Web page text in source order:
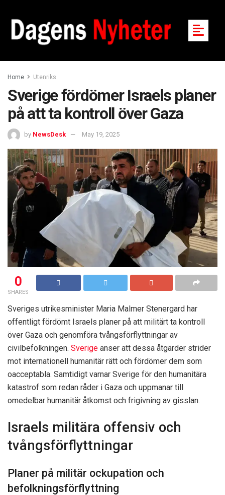
Home Utenriks
Sverige fördömer Israels planer
på att ta kontroll över Gaza
by NewsDesk May 19, 2025
0
SHARES
Sveriges utrikesminister Maria Malmer Stenergard har
offentligt fördömt Israels planer på att militärt ta kontroll
över Gaza och genomföra tvångsförflyttningar av
civilbefolkningen. Sverige anser att dessa åtgärder strider
mot internationell humanitär rätt och fördömer dem som
oacceptabla. Samtidigt varnar Sverige för den humanitära
katastrof som redan råder i Gaza och uppmanar till
omedelbar humanitär åtkomst och frigivning av gisslan.
Israels militära offensiv och
tvångsförflyttningar
Planer på militär ockupation och
befolkningsförflyttning